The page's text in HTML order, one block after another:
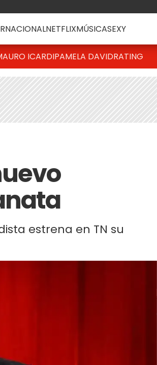
NETFLIXMÚSICASEXY
ICARDIPAMELA DAVIDRATING
estrena en TN su